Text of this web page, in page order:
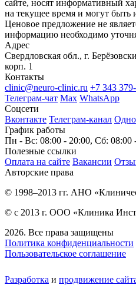
сайте, носят информативный
на текущее время и могут быть
Ценовое предложение не
информацию необходимо
Адрес
Свердловская обл., г.
корп. 1
Контакты
clinic@neuro-clinic.ru +7 343
Телеграм-чат Max WhatsApp
Соцсети
Вконтакте Телеграм-канал
График работы
Пн - Вс: 08:00 - 20:00, Сб: 08:00
Полезные ссылки
Оплата на сайте Вакансии
Авторские права
© 1998–2013 гг. АНО
© с 2013 г. ООО «Клиника
2026. Все права защищены
Политика конфиденциальности
Пользовательское соглашение
Разработка и продвижение